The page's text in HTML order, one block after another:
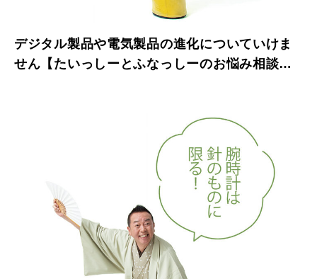
デジタル製品や電気製品の進化についていけま
せん【たいっしーとふなっしーのお悩み相談